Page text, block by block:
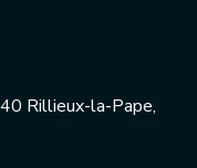
Rillieux-la-Pape,